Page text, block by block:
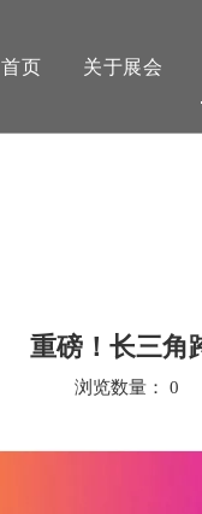
首页 关于展会
重磅！长三角
浏览数量： 0